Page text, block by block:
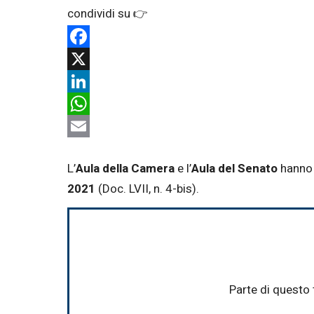
Facebook
X
LinkedIn
WhatsApp
L’Aula della Camera e l’Aula delSenato
2021 (Doc. LVII, n. 4-bis).
Parte di